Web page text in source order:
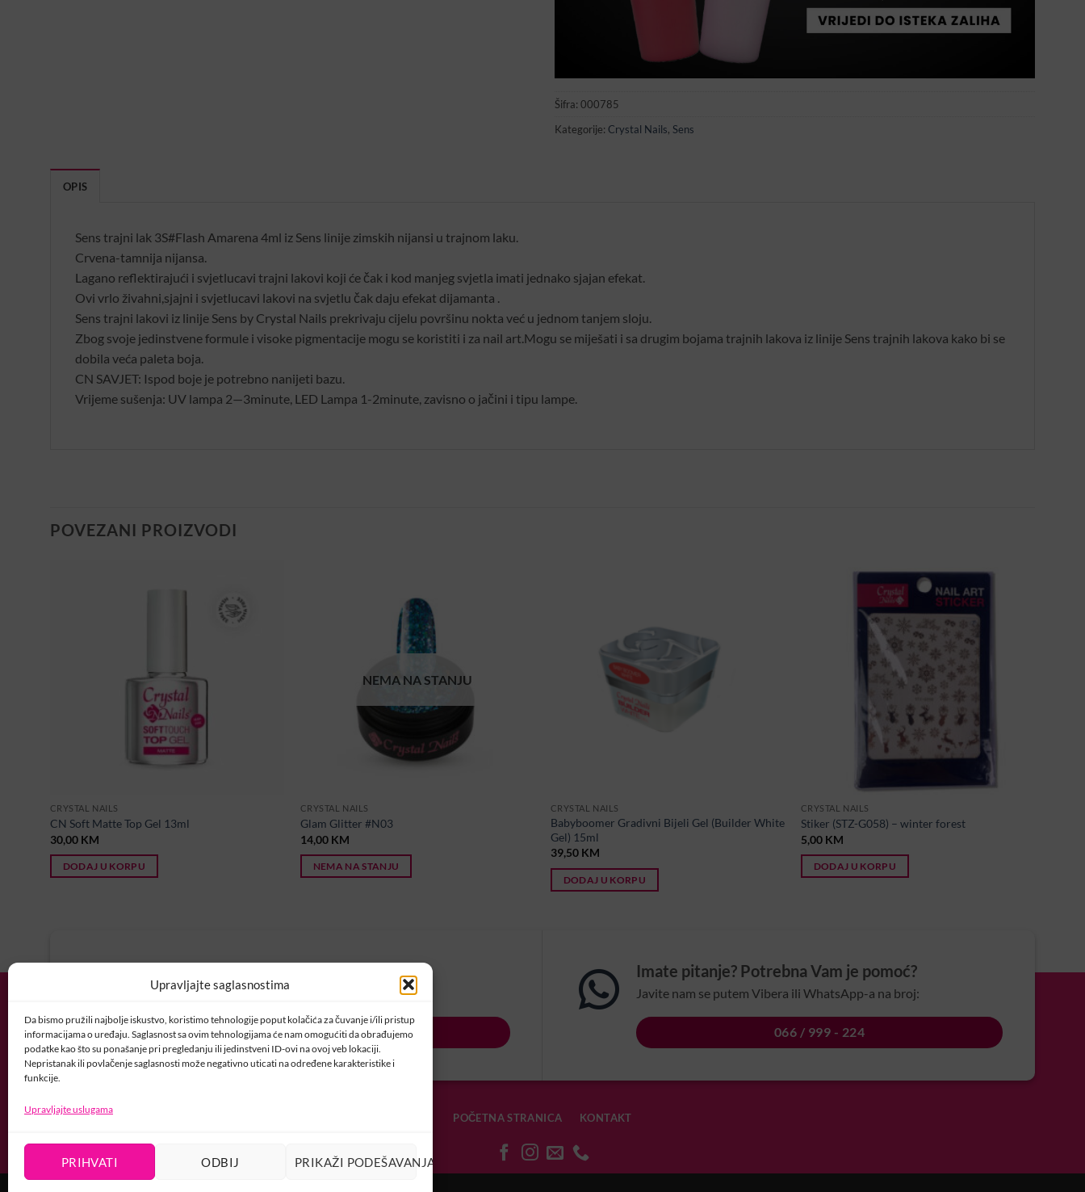
Upravljajte saglasnostima
Da bismo pružili najbolje iskustvo, koristimo tehnologije poput kolačića za čuvanje i/ili pristup
informacijama o uređaju. Saglasnost sa ovim tehnologijama će nam omogućiti da obrađujemo
podatke kao što su ponašanje pri pregledanju ili jedinstveni ID-ovi na ovoj veb lokaciji.
Nepristanak ili povlačenje saglasnosti može negativno uticati na određene karakteristike i
funkcije.
Upravljajte uslugama
PRIHVATI ODBIJ PRIKAŽI PODEŠAVANJA
Šifra: 000785
Kategorije: Crystal Nails, Sens
OPIS
Sens trajni lak 3S#Flash Amarena 4ml iz Sens linije zimskih nijansi u trajnom laku.
Crvena-tamnija nijansa.
Lagano reflektirajući i svjetlucavi trajni lakovi koji će čak i kod manjeg svjetla imati jednako sjajan efekat.
Ovi vrlo živahni,sjajni i svjetlucavi lakovi na svjetlu čak daju efekat dijamanta .
Sens trajni lakovi iz linije Sens by Crystal Nails prekrivaju cijelu površinu nokta već u jednom tanjem sloju.
Zbog svoje jedinstvene formule i visoke pigmentacije mogu se koristiti i za nail art.Mogu se miješati i sa drugim bojama trajnih lakova iz linije Sens trajnih lakova kako bi se
dobila veća paleta boja.
CN SAVJET: Ispod boje je potrebno nanijeti bazu.
Vrijeme sušenja: UV lampa 2—3minute, LED Lampa 1-2minute, zavisno o jačini i tipu lampe.
POVEZANI PROIZVODI
CRYSTAL NAILS
CN Soft Matte Top Gel 13ml
30,00 KM
DODAJ U KORPU
NEMA NA STANJU
CRYSTAL NAILS
Glam Glitter #N03
14,00 KM
NEMA NA STANJU
CRYSTAL NAILS
Babyboomer Gradivni Bijeli Gel (Builder White
Gel) 15ml
39,50 KM
DODAJ U KORPU
CRYSTAL NAILS
Stiker (STZ-G058) – winter forest
5,00 KM
DODAJ U KORPU
Vaš CV i motivaciono pismo šaljite nam na email:
POSAO@CRYSTALNAILSBIH.COM
Imate pitanje? Potrebna Vam je pomoć?
Javite nam se putem Vibera ili WhatsApp-a na broj:
066 / 999 - 224
POČETNA STRANICA KONTAKT